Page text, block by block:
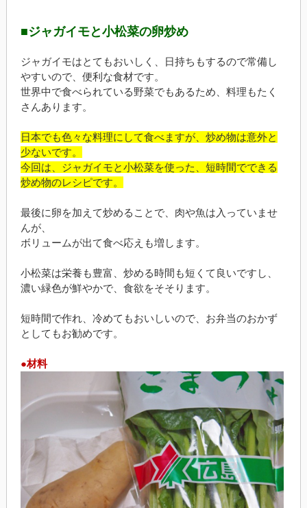
■ジャガイモと小松菜の卵炒め
ジャガイモはとてもおいしく、日持ちもするので常備し
やすいので、便利な食材です。
世界中で食べられている野菜でもあるため、料理もたく
さんあります。
日本でも色々な料理にして食べますが、炒め物は意外と
少ないです。
今回は、ジャガイモと小松菜を使った、短時間でできる
炒め物のレシピです。
最後に卵を加えて炒めることで、肉や魚は入っていませ
んが、
ボリュームが出て食べ応えも増します。
小松菜は栄養も豊富、炒める時間も短くて良いですし、
濃い緑色が鮮やかで、食欲をそそります。
短時間で作れ、冷めてもおいしいので、お弁当のおかず
としてもお勧めです。
●材料